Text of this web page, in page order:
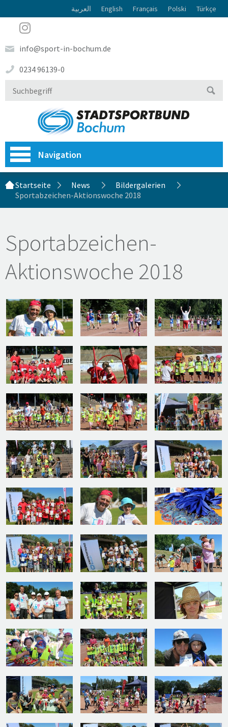
العربية English Français Polski Türkçe
info@sport-in-bochum.de
0234 96139-0
Navigation
Startseite News
Bildergalerien
Sportabzeichen-Aktionswoche 2018
Sportabzeichen-
Aktionswoche 2018